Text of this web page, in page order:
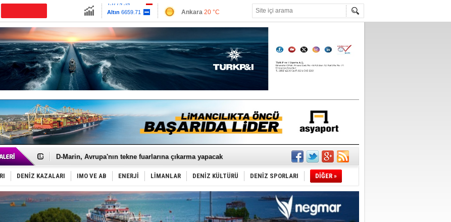
Altın 6659.71
Euro55.1258
Ankara 20 °C
Antalya27 °C
Muğla 24 °C
Çanakkale 22 °C
Rusya'nın gizli filosu büyüyor!
D-Marin, Avrupa'nın tekne fuarlarına çıkarma yapacak
Van’da inşa edilen teknelere yoğun talep var
ASEAN ilk P&I Sigorta Kulübünü kurmaya hazırlanıyor
TAYK - Eker Olympos Regatta'da ilk start!
İstanbul ve Çanakkale: 6 ayda 40.000 gemi
TEKNOFEST ‘Mavi Vatan’ ziyaretçi kayıtları başladı!
Tersane işçilerinin direnişi, kazanımla sonuçlandı
İngiliz aktivistler, gemide mahsur kaldı!
DENİZ KAZALARI IMO VE AB ENERJİ LİMANLAR DENİZ KÜLTÜRÜ DENİZ SPORLARI DİĞER »